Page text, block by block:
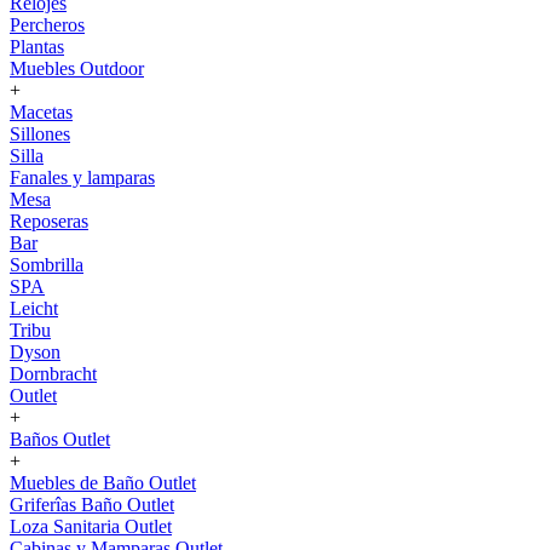
Percheros
Plantas
Muebles Outdoor
+
Macetas
Sillones
Silla
Fanales y lamparas
Mesa
Reposeras
Bar
Sombrilla
SPA
Leicht
Tribu
Dyson
Dornbracht
Outlet
+
Baños Outlet
+
Muebles de Baño Outlet
Griferîas Baño Outlet
Loza Sanitaria Outlet